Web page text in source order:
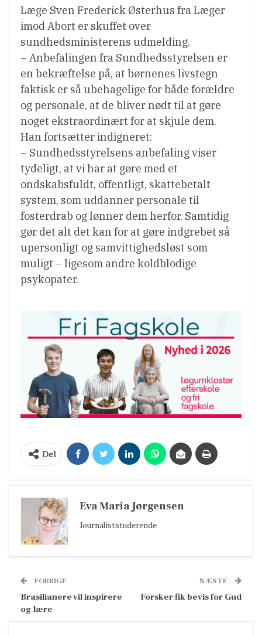
Læge Sven Frederick Østerhus fra Læger
imod Abort er skuffet over
sundhedsministerens udmelding.
– Anbefalingen fra Sundhedsstyrelsen er
en bekræftelse på, at børnenes livstegn
faktisk er så ubehagelige for både forældre
og personale, at de bliver nødt til at gøre
noget ekstraordinært for at skjule dem.
Han fortsætter indigneret:
– Sundhedsstyrelsens anbefaling viser
tydeligt, at vi har at gøre med et
ondskabsfuldt, offentligt, skattebetalt
system, som uddanner personale til
fosterdrab og lønner dem herfor. Samtidig
gør det alt det kan for at gøre indgrebet så
upersonligt og samvittighedsløst som
muligt – ligesom andre koldblodige
psykopater.
Del
Eva Maria Jørgensen
Journaliststuderende
FORRIGE
Brasilianere vil inspirere
og lære
NÆSTE
Forsker fik bevis for Gud